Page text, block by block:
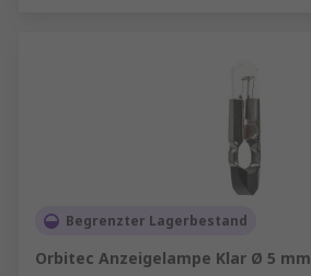
Begrenzter Lagerbestand
Orbitec Anzeigelampe Klar Ø 5 mm